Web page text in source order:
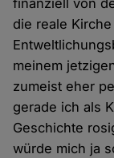
finanziell von
die reale
meinem
zumeist eher
gerade ich als
Geschichte
würde mich ja